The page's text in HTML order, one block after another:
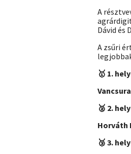
A
Dávid és
A zsűri
🥇 1.
🥈 2.
Horváth
🥉 3.